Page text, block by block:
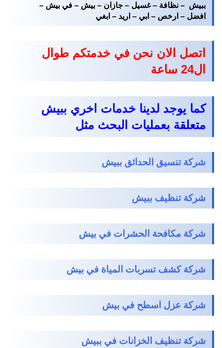
ببيش – نظافة – غسيل – جازان – بيش – في بيش –
افضل – ارخص – ابي – اريد – ابغي
اتصل الان نحن في خدمتكم طوال
ال24 ساعة
كما يوجد لدينا خدمات اخري ببيش
متعلقة بعمليات البحث مثل
شركة تنسيق الحدائق ببيش
شركة تنظيف ببيش
شركة مكافحة الحشرات في بيش
شركة كشف تسربات المياة في بيش
شركة عزل اسطح في بيش
شركة تنظيف الخزانات في ببيش